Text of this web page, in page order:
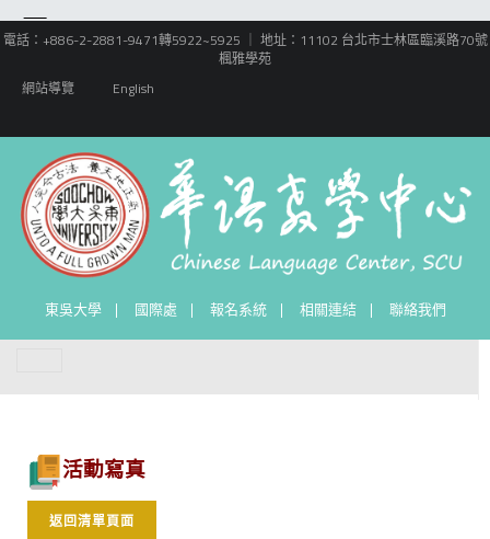
電話：+886-2-2881-9471轉5922~5925 ｜ 地址：11102 台北市士林區臨溪路70號
楓雅學苑
網站導覽
English
東吳大學 國際處 報名系統 相關連結 聯絡我們
活動寫真
返回清單頁面